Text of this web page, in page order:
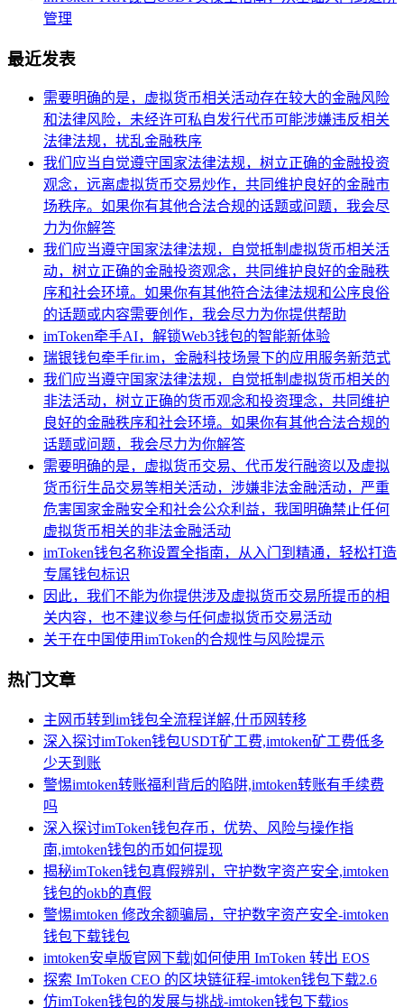
管理
最近发表
需要明确的是，虚拟货币相关活动存在较大的金融风险
和法律风险，未经许可私自发行代币可能涉嫌违反相关
法律法规，扰乱金融秩序
我们应当自觉遵守国家法律法规，树立正确的金融投资
观念，远离虚拟货币交易炒作，共同维护良好的金融市
场秩序。如果你有其他合法合规的话题或问题，我会尽
力为你解答
我们应当遵守国家法律法规，自觉抵制虚拟货币相关活
动，树立正确的金融投资观念，共同维护良好的金融秩
序和社会环境。如果你有其他符合法律法规和公序良俗
的话题或内容需要创作，我会尽力为你提供帮助
imToken牵手AI，解锁Web3钱包的智能新体验
瑞银钱包牵手fir.im，金融科技场景下的应用服务新范式
我们应当遵守国家法律法规，自觉抵制虚拟货币相关的
非法活动，树立正确的货币观念和投资理念，共同维护
良好的金融秩序和社会环境。如果你有其他合法合规的
话题或问题，我会尽力为你解答
需要明确的是，虚拟货币交易、代币发行融资以及虚拟
货币衍生品交易等相关活动，涉嫌非法金融活动，严重
危害国家金融安全和社会公众利益，我国明确禁止任何
虚拟货币相关的非法金融活动
imToken钱包名称设置全指南，从入门到精通，轻松打造
专属钱包标识
因此，我们不能为你提供涉及虚拟货币交易所提币的相
关内容，也不建议参与任何虚拟货币交易活动
关于在中国使用imToken的合规性与风险提示
热门文章
主网币转到im钱包全流程详解,什币网转移
深入探讨imToken钱包USDT矿工费,imtoken矿工费低多
少天到账
警惕imtoken转账福利背后的陷阱,imtoken转账有手续费
吗
深入探讨imToken钱包存币，优势、风险与操作指
南,imtoken钱包的币如何提现
揭秘imToken钱包真假辨别，守护数字资产安全,imtoken
钱包的okb的真假
警惕imtoken 修改余额骗局，守护数字资产安全-imtoken
钱包下载钱包
imtoken安卓版官网下载|如何使用 ImToken 转出 EOS
探索 ImToken CEO 的区块链征程-imtoken钱包下载2.6
仿imToken钱包的发展与挑战-imtoken钱包下载ios